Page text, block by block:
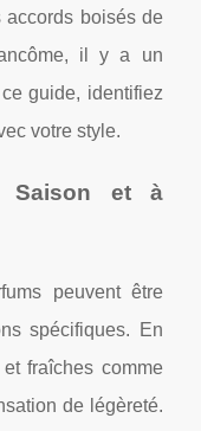
accords boisés de
il y a un
guide, identifiez
votre style.
Saison et à
peuvent être
spécifiques. En
fraîches comme
de légèreté.